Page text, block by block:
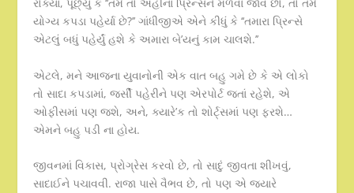
રોક્યા, પૂછ્યું કે ‘‘તમે તો અહીંના પ્રિન્સને મળવા જાવ છો, તો તમે
યોગ્ય કપડા પહેર્યા છે?’’ ગાંધીજીએ એને કીધું કે ‘‘તમારા પ્રિન્સે
એટલું બધું પહેર્યું હશે કે અમારા બે’યનું કામ ચાલશે.’’
એટલે, મને આજના યુવાનોની એક વાત બહુ ગમે છે કે એ લોકો
તો સાદા કપડામાં, જર્સી પહેરીને પણ એરપોર્ટ જતાં રહેશે, એ
ઓફીસમાં પણ જશે, અને, ક્યારે’ક તો શોર્ટ્સમાં પણ ફરશે…
એમને બહુ પડી ના હોય.
જીવનમાં વિકાસ, પ્રોગ્રેસ કરવો છે, તો સાદું જીવતા શીખવું,
સાદાઈને પચાવવી. રાજા પાસે વૈભવ છે, તો પણ એ જયારે